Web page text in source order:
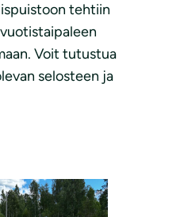
tehtiin
Voit tutustua
selosteen ja